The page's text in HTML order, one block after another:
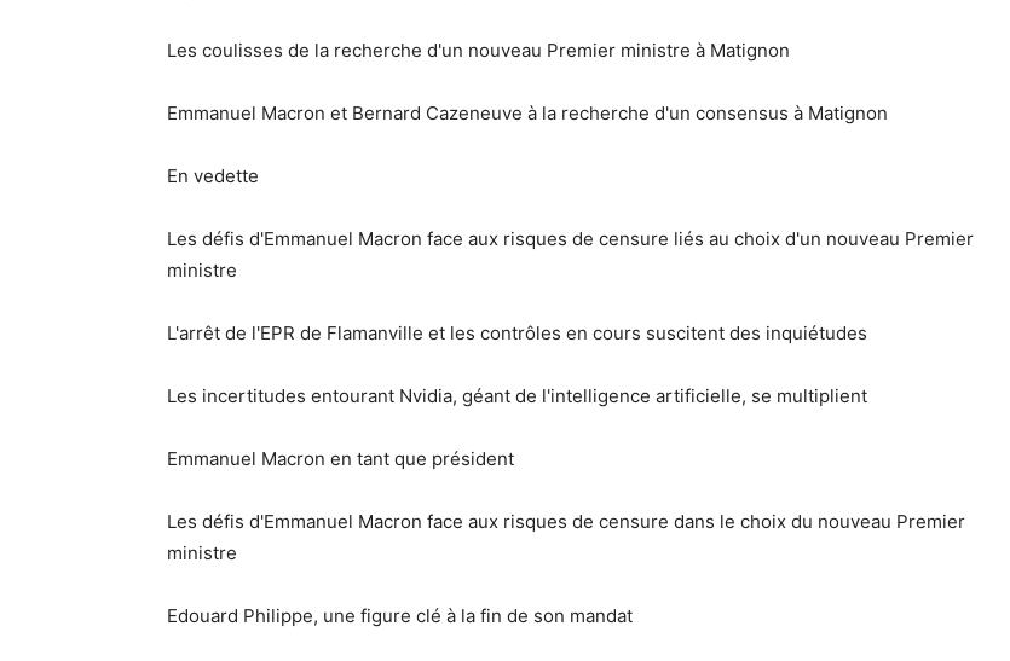
Les coulisses de la recherche d'un nouveau Premier ministre à Matignon
Emmanuel Macron et Bernard Cazeneuve à la recherche d'un consensus à Matignon
En vedette
Les défis d'Emmanuel Macron face aux risques de censure liés au choix d'un nouveau Premier
ministre
L'arrêt de l'EPR de Flamanville et les contrôles en cours suscitent des inquiétudes
Les incertitudes entourant Nvidia, géant de l'intelligence artificielle, se multiplient
Emmanuel Macron en tant que président
Les défis d'Emmanuel Macron face aux risques de censure dans le choix du nouveau Premier
ministre
Edouard Philippe, une figure clé à la fin de son mandat